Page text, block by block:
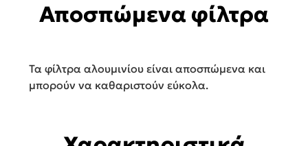
Αποσπώμενα φίλτρα
Τα φίλτρα αλουμινίου είναι αποσπώμενα και
μπορούν να καθαριστούν εύκολα.